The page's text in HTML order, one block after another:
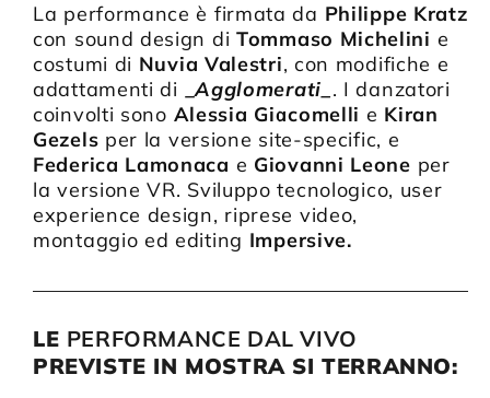
La performance è firmata da Philippe Kratz
con sound design di Tommaso Michelini e
costumi di Nuvia Valestri, con modifiche e
adattamenti di
_Agglomerati_ . I danzatori
coinvolti sono Alessia Giacomelli e Kiran
Gezels per la versione site-specific, e
Federica Lamonaca e Giovanni Leone per
la versione VR. Sviluppo tecnologico, user
experience design, riprese video,
montaggio ed editing Impersive.
LE PERFORMANCE DAL VIVO
PREVISTE IN MOSTRA SI TERRANNO: